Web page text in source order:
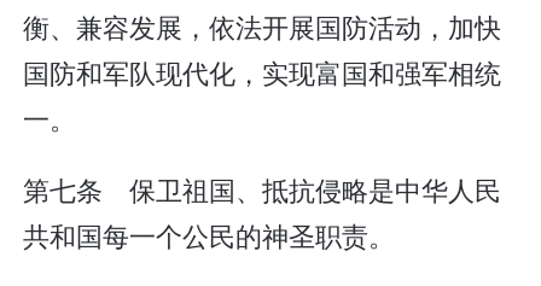
衡、兼容发展，依法开展国防活动，加快
国防和军队现代化，实现富国和强军相统
一。
第七条 保卫祖国、抵抗侵略是中华人民
共和国每一个公民的神圣职责。